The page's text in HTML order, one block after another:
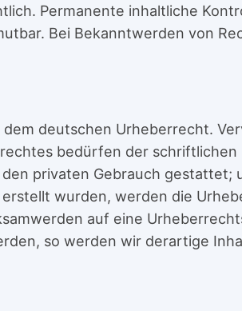
Permanente inhaltliche
Bei Bekanntwerden von
deutschen Urheberrecht.
bedürfen der
privaten Gebrauch gestattet;
wurden, werden die
auf eine
so werden wir derartige